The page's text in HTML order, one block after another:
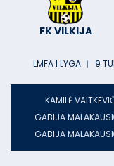
FK VILKIJA
LMFA I LYGA ︱ 9
KAMILĖ
GABIJA
GABIJA